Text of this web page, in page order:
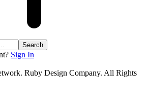
Sign In
Ruby Design Company. All Rights